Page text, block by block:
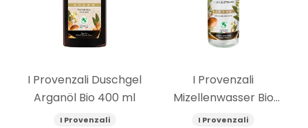
I Provenzali Duschgel
Arganöl Bio 400 ml
I Provenzali
I Provenzali
Mizellenwasser Bio
Arganöl 400 ml
I Provenzali